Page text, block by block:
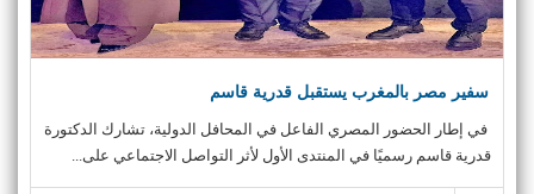
i
o
n
سفير مصر بالمغرب يستقبل قدرية قاسم
في إطار الحضور المصري الفاعل في المحافل الدولية، تشارك الدكتورة
قدرية قاسم رسميًا في المنتدى الأول لأثر التواصل الاجتماعي على...